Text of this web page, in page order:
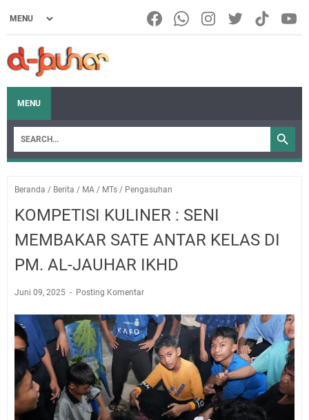
MENU
Beranda / Berita / MA / MTs / Pengasuhan
KOMPETISI KULINER : SENI
MEMBAKAR SATE ANTAR KELAS DI
PM. AL-JAUHAR IKHD
Juni 09, 2025 Posting Komentar